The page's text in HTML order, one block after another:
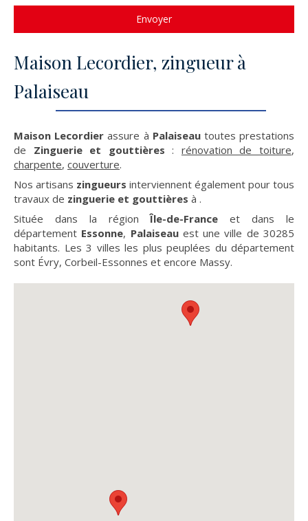
Envoyer
Maison Lecordier, zingueur à
Palaiseau
Maison Lecordier assure à Palaiseautoutes prestations
de Zinguerie et gouttières : rénovation de toiture,
charpente, couverture.
Nos artisans zingueurs interviennent également pour tous
travaux de zinguerie et gouttières à .
Située dans la régionÎle-de-France et dans le
département Essonne, Palaiseauest une ville de 30285
habitants. Les 3 villes les plus peuplées du département
sont Évry, Corbeil-Essonnes et encore Massy.